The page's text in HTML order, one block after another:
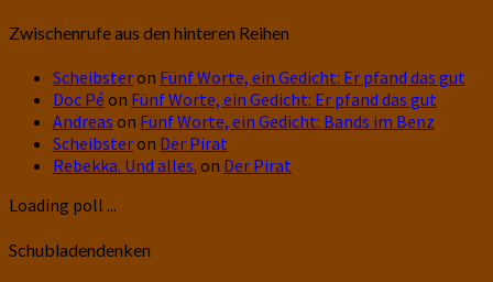
Zwischenrufe aus den hinteren Reihen
Scheibsteron Fünf Worte, ein Gedicht: Er pfand das gut
Doc Pé on Fünf Worte, ein Gedicht: Er pfand das gut
Andreas on Fünf Worte, ein Gedicht: Bands im Benz
Scheibsteron Der Pirat
Rebekka. Und alles. on Der Pirat
Loading poll ...
Schubladendenken